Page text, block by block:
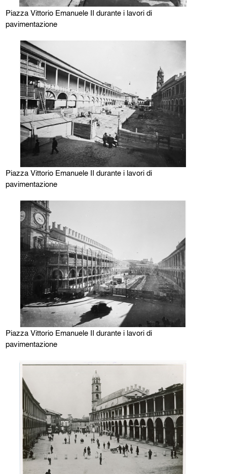
Piazza Vittorio Emanuele II durante i lavori di
pavimentazione
Piazza Vittorio Emanuele II durante i lavori di
pavimentazione
Piazza Vittorio Emanuele II durante i lavori di
pavimentazione